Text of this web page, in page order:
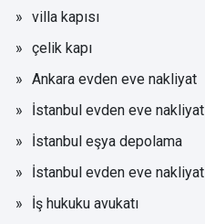
villa kapısı
çelik kapı
Ankara evden eve nakliyat
İstanbul evden eve nakliyat
İstanbul eşya depolama
İstanbul evden eve nakliyat
İş hukuku avukatı